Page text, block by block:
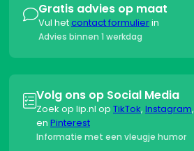
Gratis advies op maat
Vul hetcontact formulierin
Advies binnen 1 werkdag
Volg ons op Social Media
Zoek op lip.nl op TikTok, Instagram,
en Pinterest
Informatie met een vleugje humor